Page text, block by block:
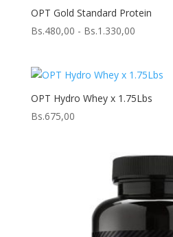
OPT Gold Standard Protein
Bs.480,00 - Bs.1.330,00Rango
desde
Bs.480,00
OPT Hydro Whey x 1.75Lbs
Bs.675,00